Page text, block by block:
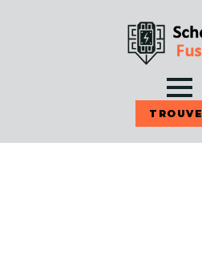
TROUVE